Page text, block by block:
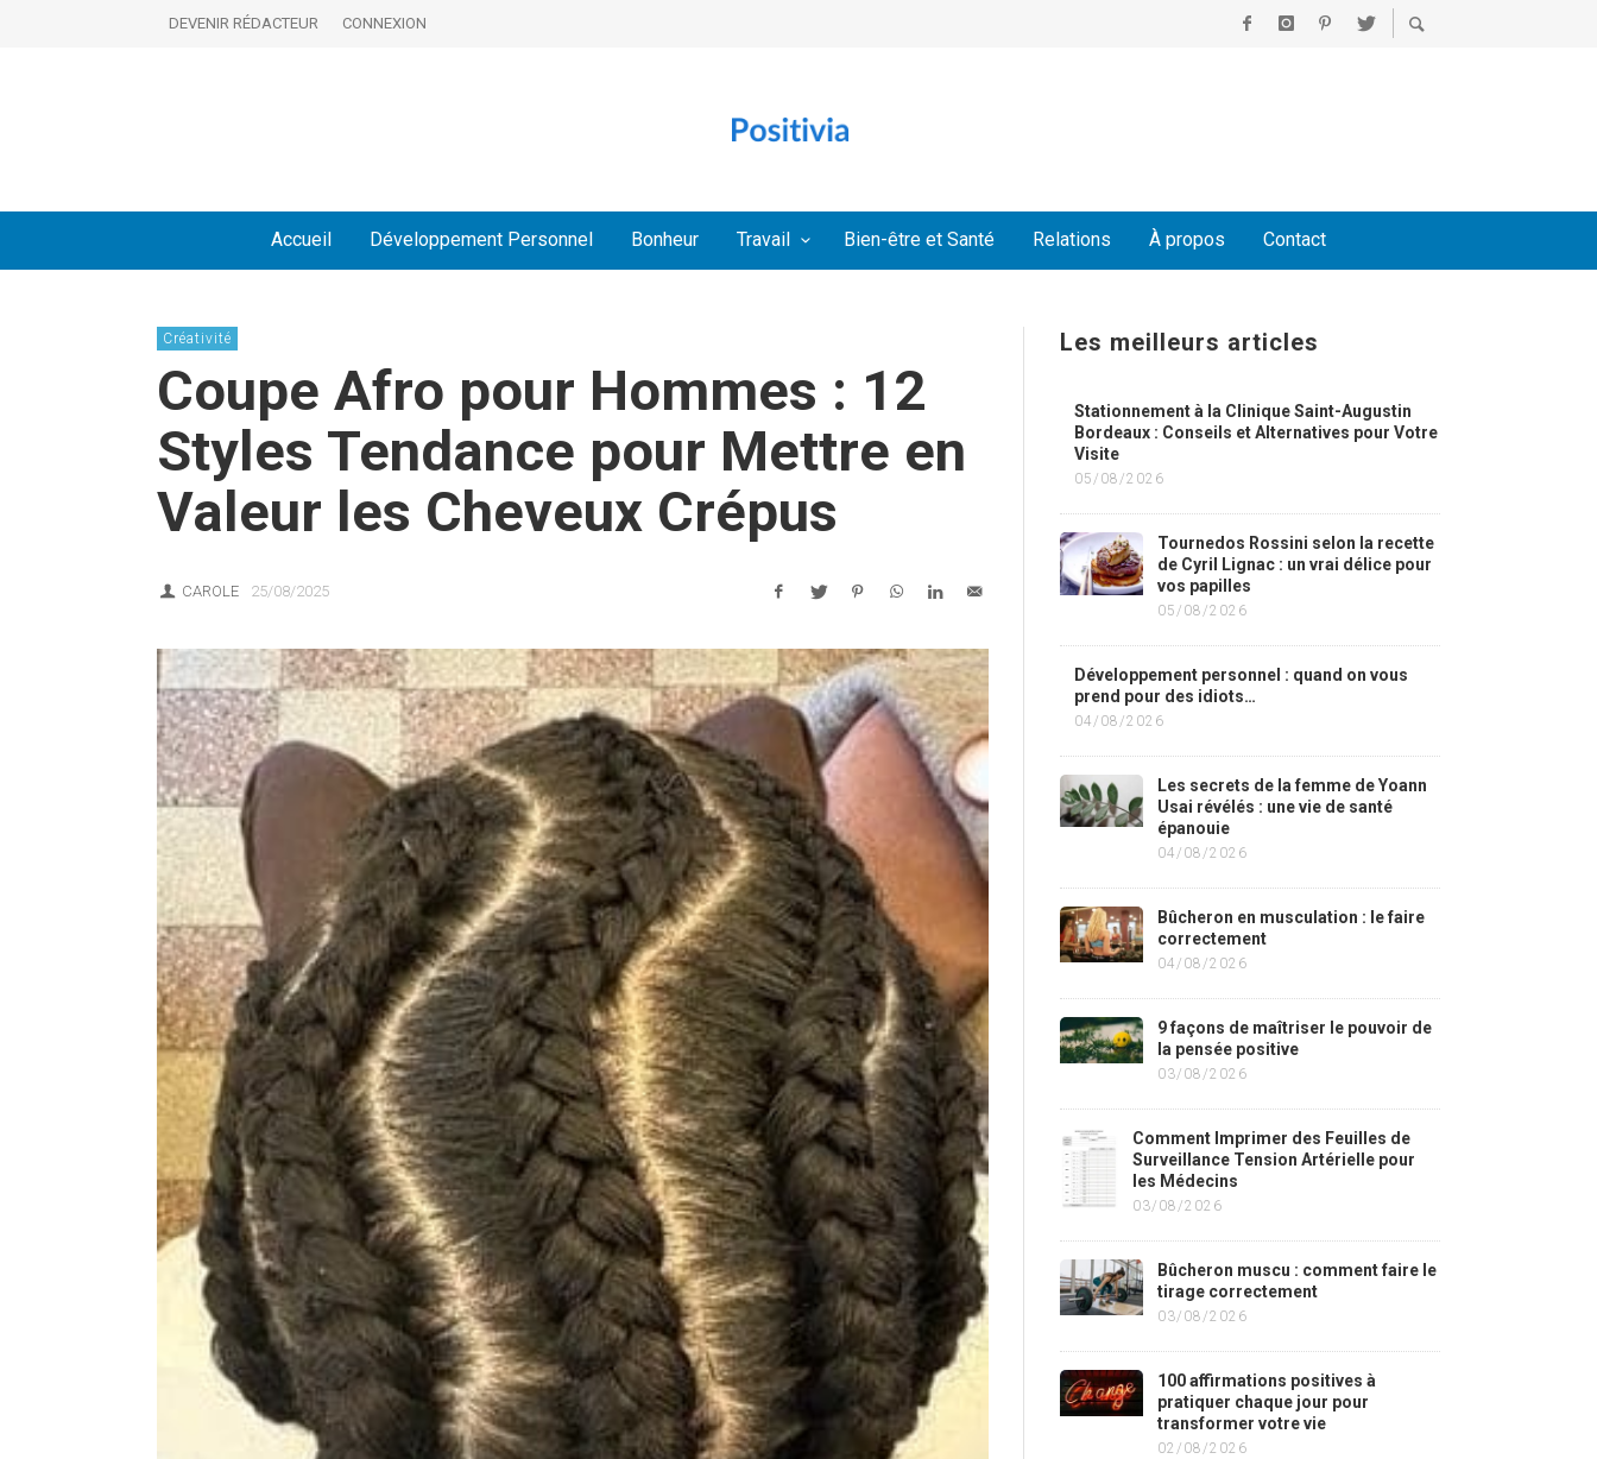
DEVENIR RÉDACTEUR CONNEXION
Accueil Développement Personnel Bonheur Travail Bien-être et Santé Relations À propos Contact
Créativité
Coupe Afro pour Hommes : 12
Styles Tendance pour Mettre en
Valeur les Cheveux Crépus
CAROLE 25/08/2025
Les meilleurs articles
Stationnement à la Clinique Saint-Augustin
Bordeaux : Conseils et Alternatives pour Votre
Visite
05/08/2026
Tournedos Rossini selon la recette
de Cyril Lignac : un vrai délice pour
vos papilles
05/08/2026
Développement personnel : quand on vous
prend pour des idiots…
04/08/2026
Les secrets de la femme de Yoann
Usai révélés : une vie de santé
épanouie
04/08/2026
Bûcheron en musculation : le faire
correctement
04/08/2026
9 façons de maîtriser le pouvoir de
la pensée positive
03/08/2026
Comment Imprimer des Feuilles de
Surveillance Tension Artérielle pour
les Médecins
03/08/2026
Bûcheron muscu : comment faire le
tirage correctement
03/08/2026
100 affirmations positives à
pratiquer chaque jour pour
transformer votre vie
02/08/2026